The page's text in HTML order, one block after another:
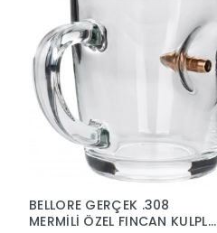
BELLORE GERÇEK .308
MERMİLİ ÖZEL FINCAN KULPLU